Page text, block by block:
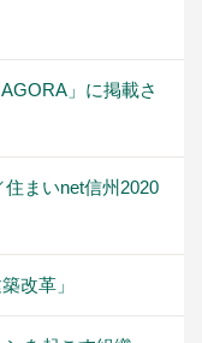
」に掲載さ
まいnet信州2020
改革」